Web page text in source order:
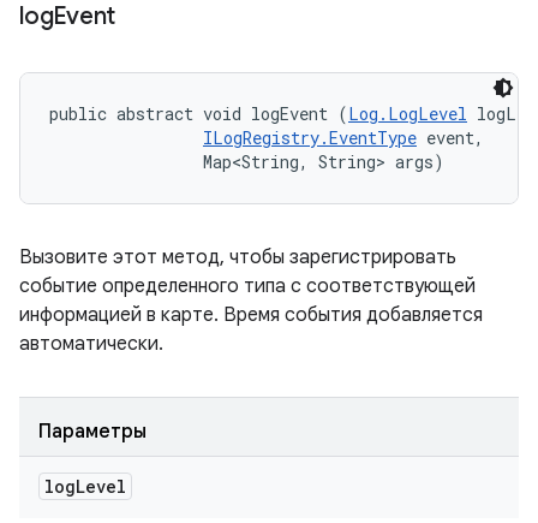
logEvent
public abstract void logEvent (Log.LogLevel
ILogRegistry.EventType event,
                Map<String, String> args)
Вызовите этот метод, чтобы зарегистрировать
событие определенного типа с соответствующей
информацией в карте. Время события добавляется
автоматически.
Параметры
logLevel